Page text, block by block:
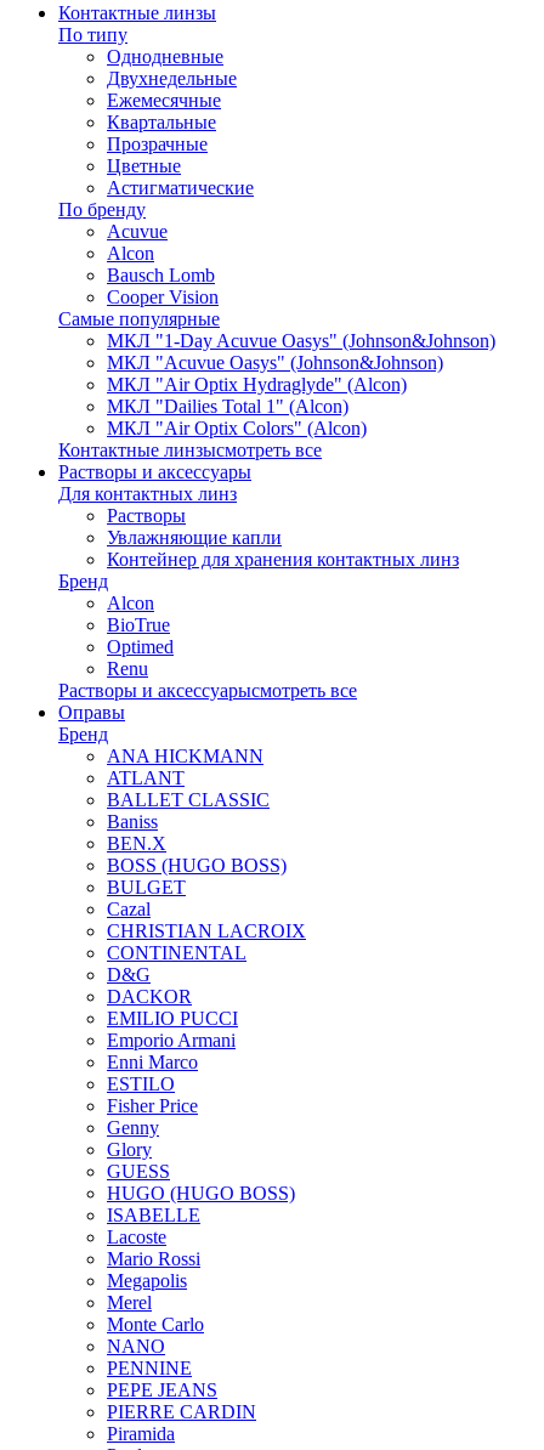
Контактные линзы
По типу
Однодневные
Двухнедельные
Ежемесячные
Квартальные
Прозрачные
Цветные
Астигматические
По бренду
Acuvue
Alcon
Bausch Lomb
Cooper Vision
Самые популярные
МКЛ "1-Day Acuvue Oasys" (Johnson&Johnson)
МКЛ "Acuvue Oasys" (Johnson&Johnson)
МКЛ "Air Optix Hydraglyde" (Alcon)
МКЛ "Dailies Total 1" (Alcon)
МКЛ "Air Optix Colors" (Alcon)
Контактные линзысмотреть все
Растворы и аксессуары
Для контактных линз
Растворы
Увлажняющие капли
Контейнер для хранения контактных линз
Бренд
Alcon
BioTrue
Optimed
Renu
Растворы и аксессуарысмотреть все
Оправы
Бренд
ANA HICKMANN
ATLANT
BALLET CLASSIC
Baniss
BEN.X
BOSS (HUGO BOSS)
BULGET
Cazal
CHRISTIAN LACROIX
CONTINENTAL
D&G
DACKOR
EMILIO PUCCI
Emporio Armani
Enni Marco
ESTILO
Fisher Price
Genny
Glory
GUESS
HUGO (HUGO BOSS)
ISABELLE
Lacoste
Mario Rossi
Megapolis
Merel
Monte Carlo
NANO
PENNINE
PEPE JEANS
PIERRE CARDIN
Piramida